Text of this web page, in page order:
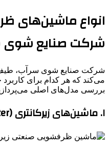
انواع ماشین‌های
شرکت صنایع شوی
شرکت صنایع شوی سرآب،
می‌کند که هر کدام برای
بررسی مدل‌های اصلی
۱. ماشین‌های زیرکانتری (Under Counter)